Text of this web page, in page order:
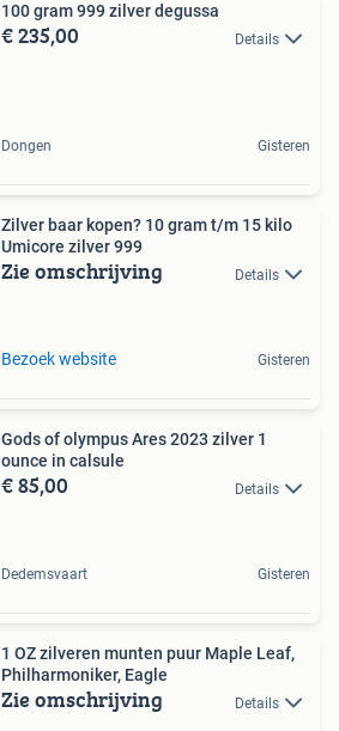
100 gram 999 zilver degussa
€ 235,00 Details
Dongen Gisteren
Zilver baar kopen? 10 gram t/m 15 kilo
Umicore zilver 999
Zie omschrijving Details
Bezoek website Gisteren
Gods of olympus Ares 2023 zilver 1
ounce in calsule
€ 85,00 Details
Dedemsvaart Gisteren
1 OZ zilveren munten puur Maple Leaf,
Philharmoniker, Eagle
Zie omschrijving Details